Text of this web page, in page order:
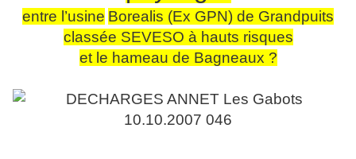
entre l’usine Borealis (Ex GPN) de Grandpuits
classée SEVESO à hauts risques
et le hameau de Bagneaux ?